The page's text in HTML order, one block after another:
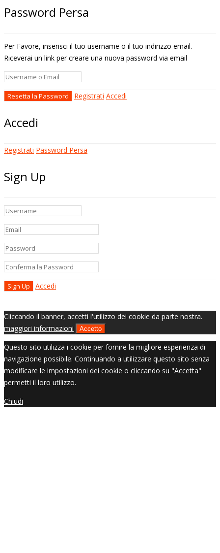
Password Persa
Per Favore, inserisci il tuo username o il tuo indirizzo email.
Riceverai un link per creare una nuova password via email
Registrati Accedi
Accedi
Registrati Password Persa
Sign Up
Accedi
Cliccando il banner, accetti l'utilizzo dei cookie da parte nostra.
maggiori informazioni
Accetto
Questo sito utilizza i cookie per fornire la migliore esperienza di
navigazione possibile. Continuando a utilizzare questo sito senza
modificare le impostazioni dei cookie o cliccando su "Accetta"
permetti il loro utilizzo.
Chiudi